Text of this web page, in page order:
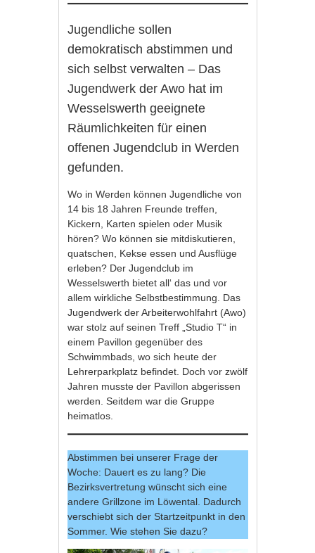
Jugendliche sollen
demokratisch abstimmen und
sich selbst verwalten – Das
Jugendwerk der Awo hat im
Wesselswerth geeignete
Räumlichkeiten für einen
offenen Jugendclub in Werden
gefunden.
Wo in Werden können Jugendliche von
14 bis 18 Jahren Freunde treffen,
Kickern, Karten spielen oder Musik
hören? Wo können sie mitdiskutieren,
quatschen, Kekse essen und Ausflüge
erleben? Der Jugendclub im
Wesselswerth bietet all‘ das und vor
allem wirkliche Selbstbestimmung. Das
Jugendwerk der Arbeiterwohlfahrt (Awo)
war stolz auf seinen Treff „Studio T“ in
einem Pavillon gegenüber des
Schwimmbads, wo sich heute der
Lehrerparkplatz befindet. Doch vor zwölf
Jahren musste der Pavillon abgerissen
werden. Seitdem war die Gruppe
heimatlos.
Abstimmen bei unserer Frage der
Woche: Dauert es zu lang? Die
Bezirksvertretung wünscht sich eine
andere Grillzone im Löwental. Dadurch
verschiebt sich der Startzeitpunkt in den
Sommer. Wie stehen Sie dazu?